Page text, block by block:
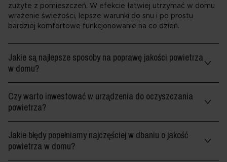
zużyte z pomieszczeń. W efekcie łatwiej utrzymać w domu
wrażenie świeżości, lepsze warunki do snu i po prostu
bardziej komfortowe funkcjonowanie na co dzień.
Jakie są najlepsze sposoby na poprawę jakości powietrza
w domu?
Czy warto inwestować w urządzenia do oczyszczania
powietrza?
Jakie błędy popełniamy najczęściej w dbaniu o jakość
powietrza w domu?